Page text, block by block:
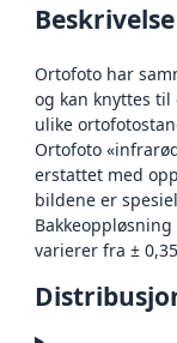
Beskrivelse
Ortofoto har
og kan knyttes
ulike
Ortofoto
erstattet med
bildene er
varierer fra ±